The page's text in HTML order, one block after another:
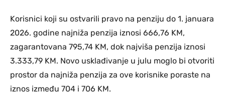
Korisnici koji su ostvarili pravo na penziju do 1. januara
2026. godine najniža penzija iznosi 666,76 KM,
zagarantovana 795,74 KM, dok najviša penzija iznosi
3.333,79 KM. Novo usklađivanje u julu moglo bi otvoriti
prostor da najniža penzija za ove korisnike poraste na
iznos između 704 i 706 KM.